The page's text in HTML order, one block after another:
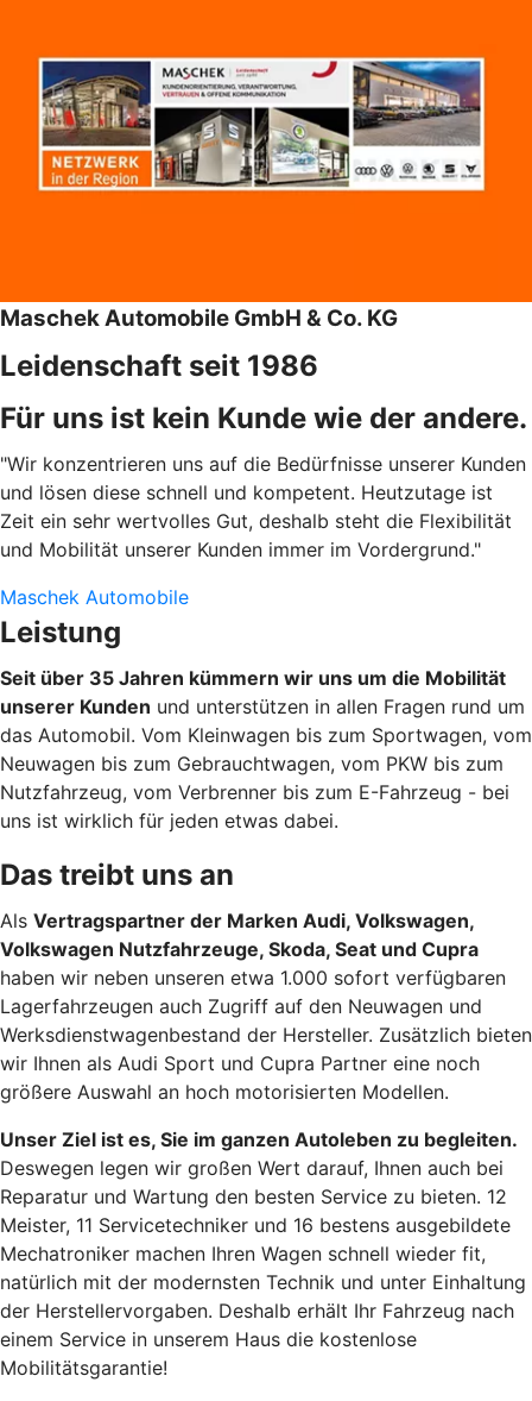
Maschek Automobile GmbH & Co. KG
Leidenschaft seit 1986
Für uns ist kein Kunde wie der andere.
"Wir konzentrieren uns auf die Bedürfnisse unserer Kunden
und lösen diese schnell und kompetent. Heutzutage ist
Zeit ein sehr wertvolles Gut, deshalb steht die Flexibilität
und Mobilität unserer Kunden immer im Vordergrund."
Maschek Automobile
Leistung
Seit über 35 Jahren kümmern wir uns um die Mobilität
unserer Kunden und unterstützen in allen Fragen rund um
das Automobil. Vom Kleinwagen bis zum Sportwagen, vom
Neuwagen bis zum Gebrauchtwagen, vom PKW bis zum
Nutzfahrzeug, vom Verbrenner bis zum E-Fahrzeug - bei
uns ist wirklich für jeden etwas dabei.
Das treibt uns an
Als Vertragspartner der Marken Audi, Volkswagen,
Volkswagen Nutzfahrzeuge, Skoda, Seat und Cupra
haben wir neben unseren etwa 1.000 sofort verfügbaren
Lagerfahrzeugen auch Zugriff auf den Neuwagen und
Werksdienstwagenbestand der Hersteller. Zusätzlich bieten
wir Ihnen als Audi Sport und Cupra Partner eine noch
größere Auswahl an hoch motorisierten Modellen.
Unser Ziel ist es, Sie im ganzen Autoleben zu begleiten.
Deswegen legen wir großen Wert darauf, Ihnen auch bei
Reparatur und Wartung den besten Service zu bieten. 12
Meister, 11 Servicetechniker und 16 bestens ausgebildete
Mechatroniker machen Ihren Wagen schnell wieder fit,
natürlich mit der modernsten Technik und unter Einhaltung
der Herstellervorgaben. Deshalb erhält Ihr Fahrzeug nach
einem Service in unserem Haus die kostenlose
Mobilitätsgarantie!